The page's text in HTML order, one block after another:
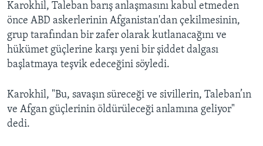
Karokhil, Taleban barış anlaşmasını kabul etmeden
önce ABD askerlerinin Afganistan'dan çekilmesinin,
grup tarafından bir zafer olarak kutlanacağını ve
hükümet güçlerine karşı yeni bir şiddet dalgası
başlatmaya teşvik edeceğini söyledi.
Karokhil, "Bu, savaşın süreceği ve sivillerin, Taleban’ın
ve Afgan güçlerinin öldürüleceği anlamına geliyor"
dedi.